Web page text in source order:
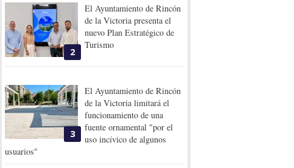
2
El Ayuntamiento de Rincón
de la Victoria presenta el
nuevo Plan Estratégico de
Turismo
3
El Ayuntamiento de Rincón
de la Victoria limitará el
funcionamiento de una
fuente ornamental "por el
uso incívico de algunos
usuarios"